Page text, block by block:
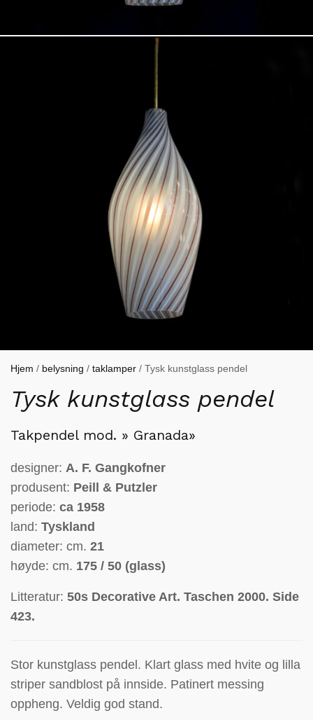
Hjem / belysning / taklamper / Tysk kunstglass pendel
Tysk kunstglass pendel
Takpendel mod. » Granada»
designer: A. F. Gangkofner
produsent: Peill & Putzler
periode: ca 1958
land: Tyskland
diameter: cm. 21
høyde: cm. 175 / 50 (glass)
Litteratur: 50s Decorative Art. Taschen 2000. Side
423.
Stor kunstglass pendel. Klart glass med hvite og lilla
striper sandblost på innside. Patinert messing
oppheng. Veldig god stand.